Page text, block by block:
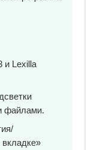
и Lexilla
файлами.
вкладке»